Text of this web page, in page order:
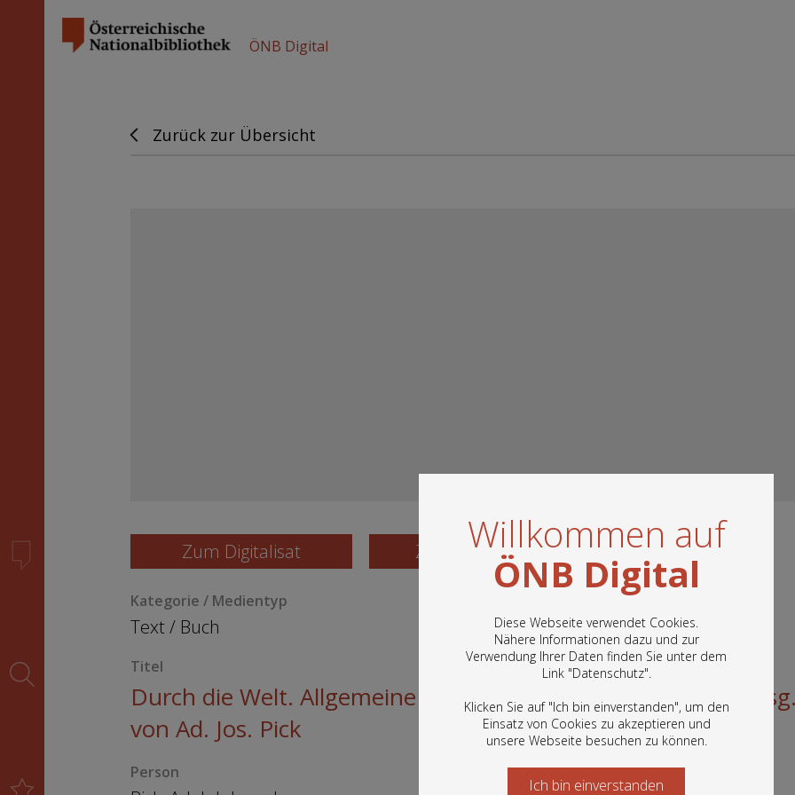
Willkommen auf
ÖNB Digital
Diese Webseite verwendet Cookies.
Nähere Informationen dazu und zur
Verwendung Ihrer Daten finden Sie unter dem
Link "Datenschutz".
Klicken Sie auf "Ich bin einverstanden", um den
Einsatz von Cookies zu akzeptieren und
unsere Webseite besuchen zu können.
In diesem Portal finden Sie die digitalen
Bestände der Österreichischen
Grafiken und vieles mehr.
Ich bin einverstanden
Starten Sie jetzt
ÖNB Digital
Zurück zur Übersicht
Zum Digitalisat Zum Katalogisat
Kategorie / Medientyp
Text/ Buch
Titel
Durch die Welt. Allgemeine illustr. Zeitung für die Jugend;
von Ad. Jos. Pick
Person